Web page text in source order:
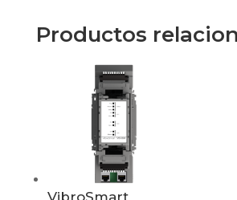
Productos